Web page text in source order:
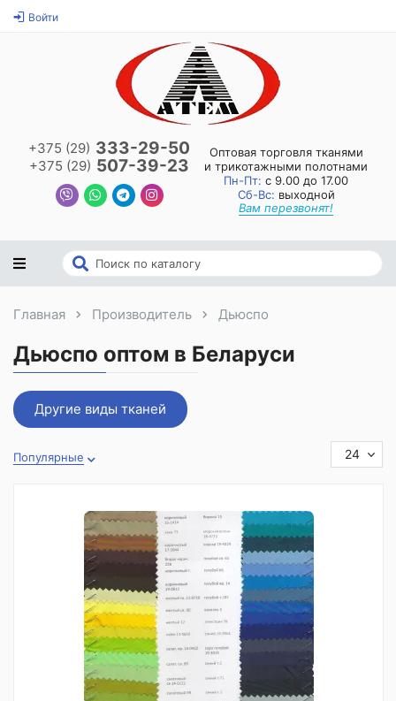
Войти
+375 (29) 333-29-50
+375 (29) 507-39-23
Оптовая торговля тканями
и трикотажными полотнами
Пн-Пт: с 9.00 до 17.00
Сб-Вс: выходной
Вам перезвонят!
Главная Производитель Дьюспо
Дьюспо оптом в Беларуси
Другие виды тканей
Популярные 24